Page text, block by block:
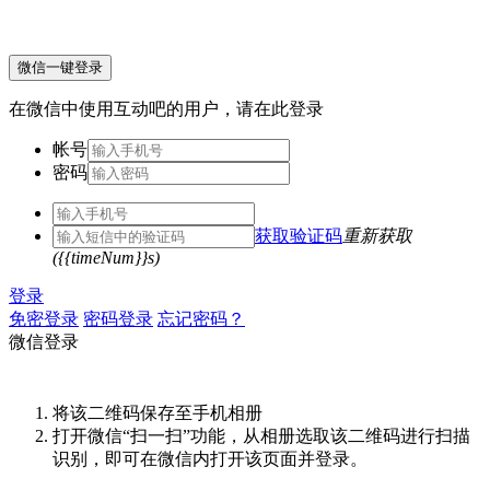
微信一键登录
在微信中使用互动吧的用户，请在此登录
帐号
密码
获取验证码重新获取
({{timeNum}}s)
登录
免密登录 密码登录 忘记密码？
微信登录
将该二维码保存至手机相册
打开微信“扫一扫”功能，从相册选取该二维码进行扫描
识别，即可在微信内打开该页面并登录。